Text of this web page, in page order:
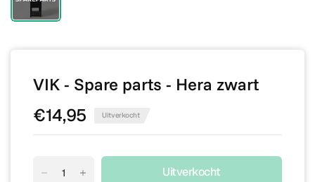
VIK - Spare parts - Hera zwart
€14,95 Uitverkocht
Uitverkocht